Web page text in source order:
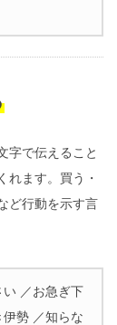
字で伝えること
れます。買う・
ど行動を示す言
／お急ぎ下
勢 ／知らな